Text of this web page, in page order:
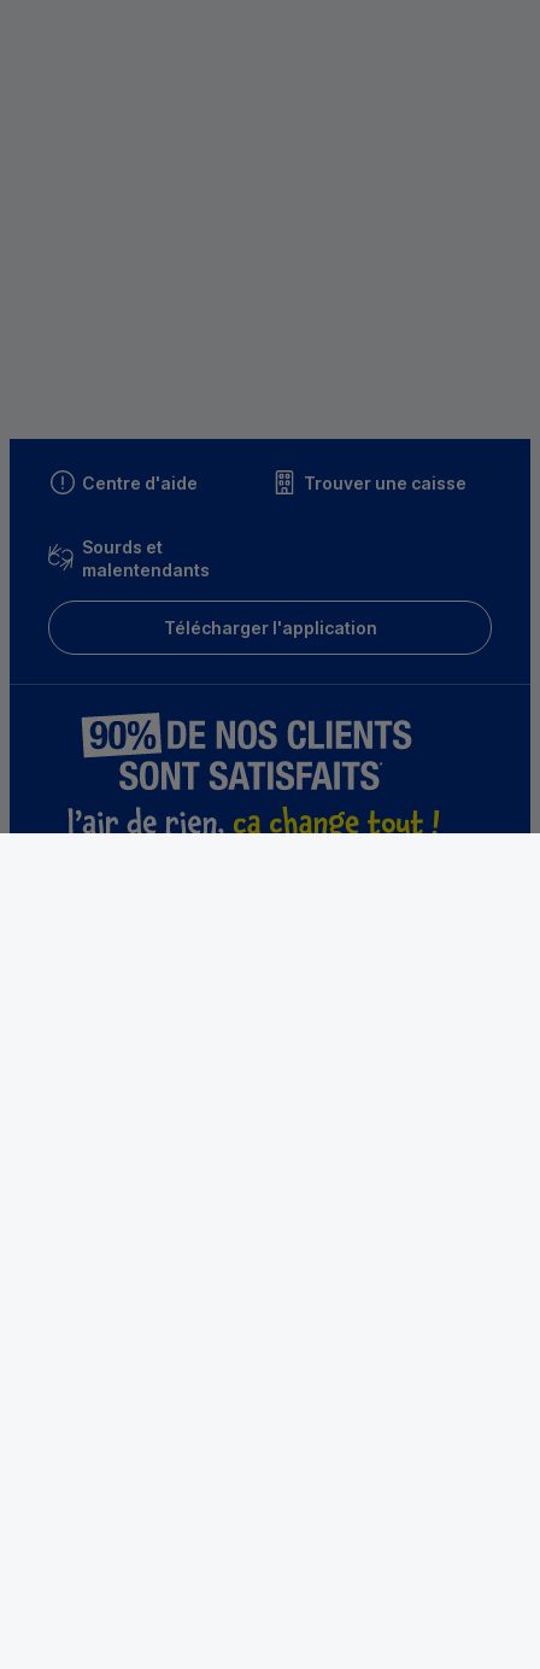
Centre d'aide Trouver une caisse
Sourds et
malentendants
Télécharger l'application